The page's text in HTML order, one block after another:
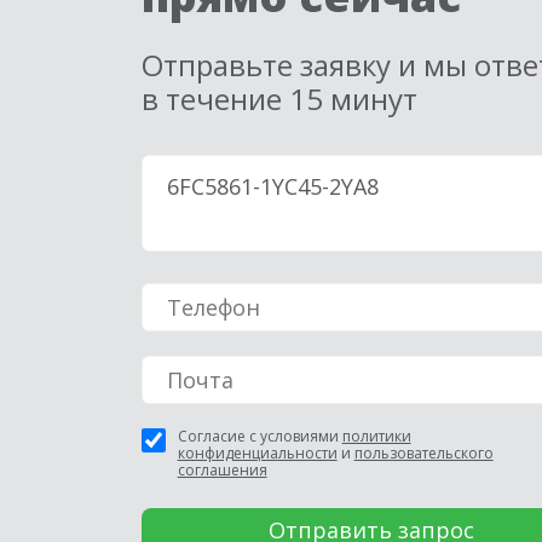
Отправьте заявку и мы
в течение 15 минут
Согласие с условиями политики
конфиденциальности и пользовательского
соглашения